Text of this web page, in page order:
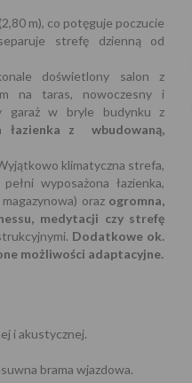
m), co potęguje poczucie
strefę dzienną od
doświetlony salon z
na taras, nowoczesny i
garaż w bryle budynku z
łazienka z wbudowaną,
klimatyczna strefa,
wyposażona łazienka,
oraz ogromna,
medytacji czy strefę
Dodatkowe ok.
możliwości adaptacyjne.
i akustycznej.
brama wjazdowa.